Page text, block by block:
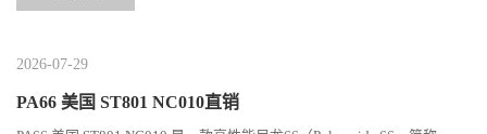
2026-07-29
PA66 美国 ST801 NC010直销